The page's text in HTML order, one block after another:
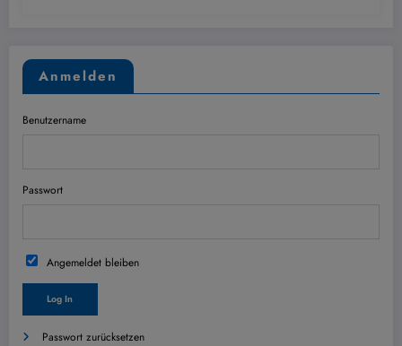
Anmelden
Benutzername
Passwort
Angemeldet bleiben
Passwort zurücksetzen